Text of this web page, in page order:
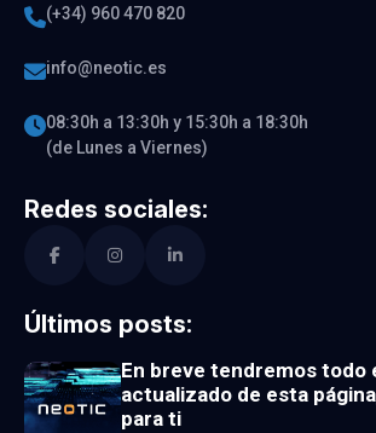
(+34) 960 470 820
info@neotic.es
08:30h a 13:30h y 15:30h a 18:30h
(de Lunes a Viernes)
Redes sociales:
Últimos posts:
En breve tendremos todo
actualizado de esta
para ti